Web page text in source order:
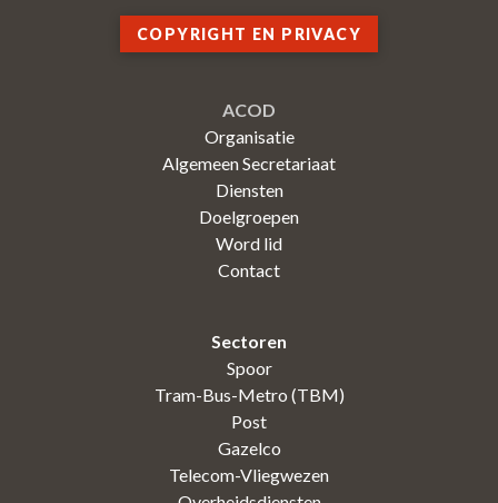
COPYRIGHT EN PRIVACY
ACOD
Organisatie
Algemeen Secretariaat
Diensten
Doelgroepen
Word lid
Contact
Sectoren
Spoor
Tram-Bus-Metro (TBM)
Post
Gazelco
Telecom-Vliegwezen